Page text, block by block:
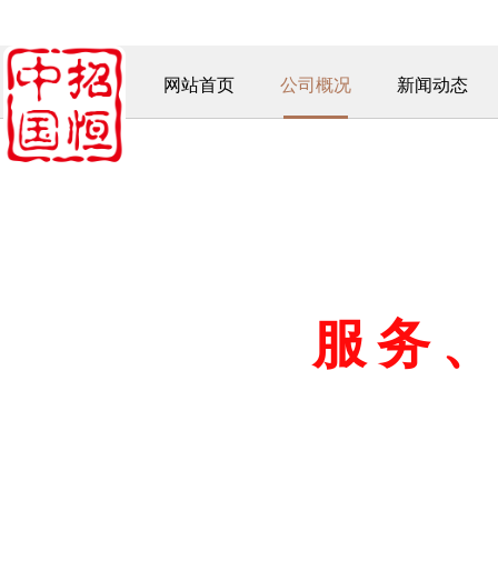
网站首页 公司概况 新闻动态
服 务